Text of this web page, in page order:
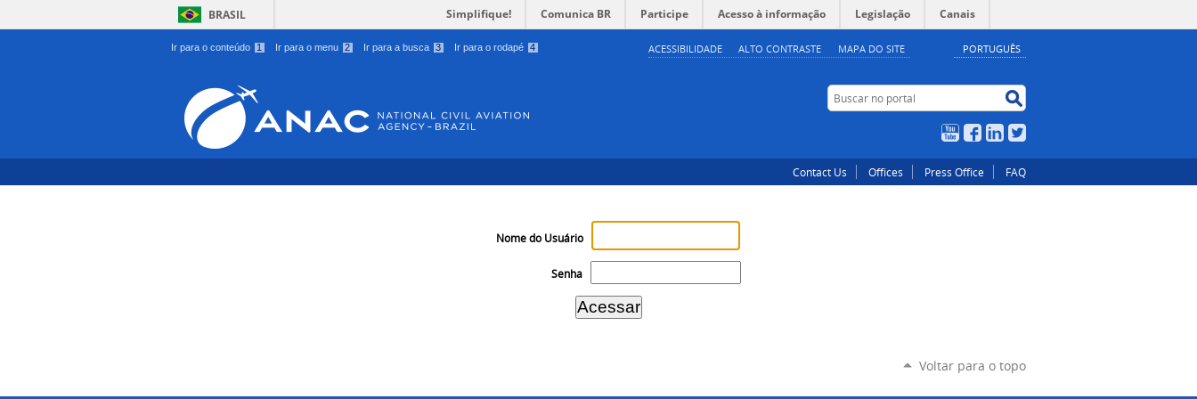
Ir para o conteúdo 1 Ir para o menu 2 Ir para a busca 3 Ir para o rodapé 4 PORTUGUÊS
ACESSIBILIDADE ALTO CONTRASTE MAPA DO SITE
BRASIL Simplifique! Comunica BR Participe Acesso à informação Legislação Canais
Buscar no portal
YouTubeFacebook
LinkedIn
Contact Us Offices Press Office FAQ
Nome do Usuário
Senha
Voltar para o topo